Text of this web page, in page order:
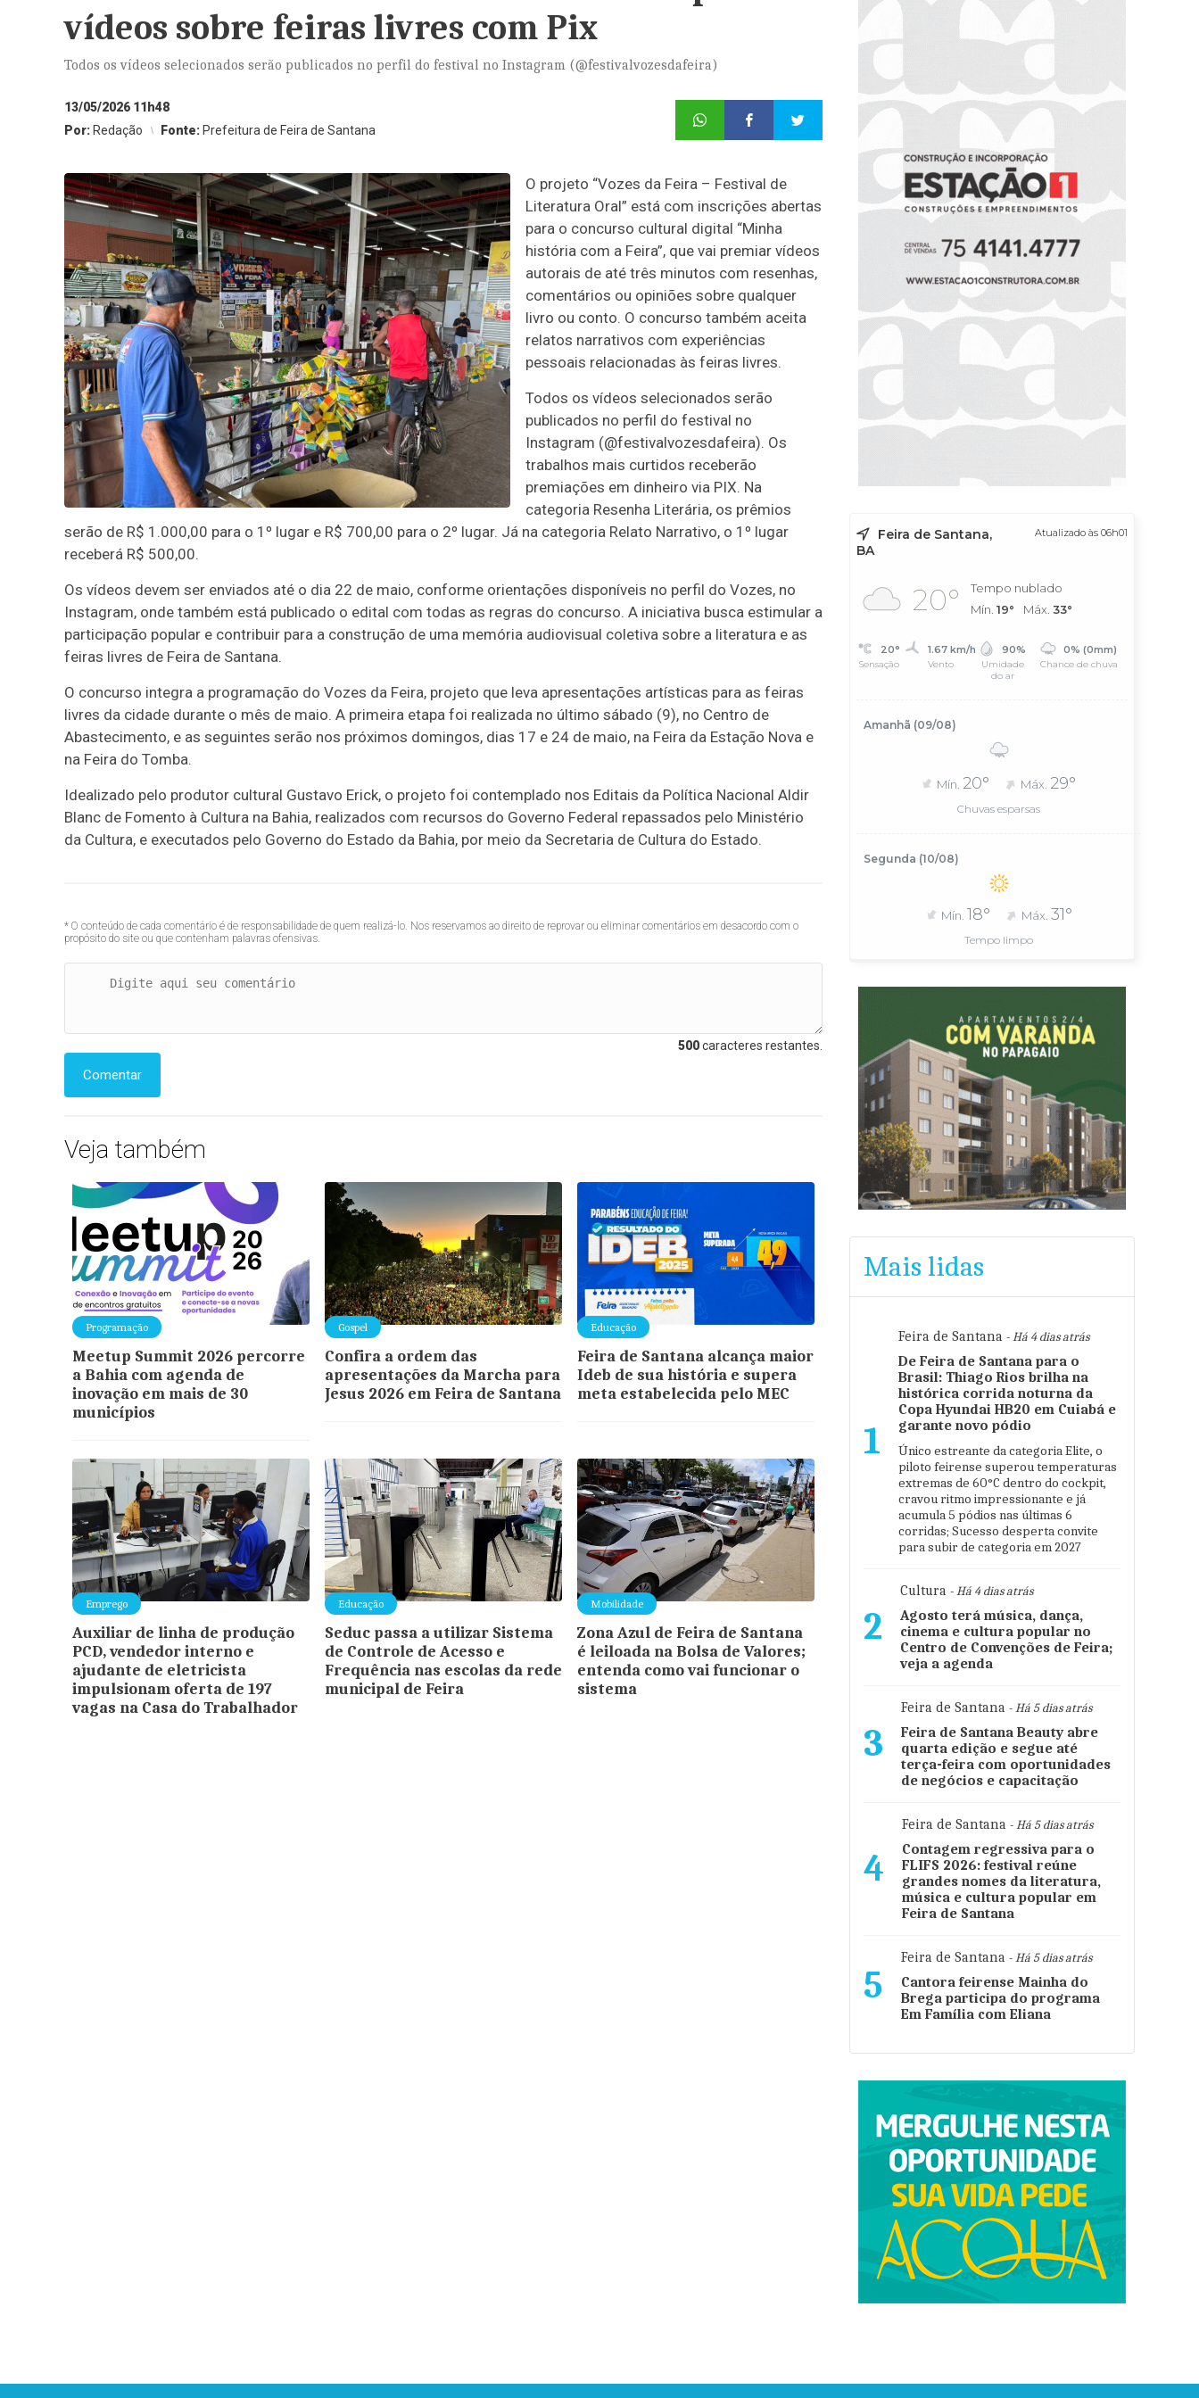
vídeos sobre feiras livres com Pix
Todos os vídeos selecionados serão publicados no perfil do festival no Instagram (@festivalvozesdafeira)
13/05/2026 11h48
Por: Redação Fonte: Prefeitura de Feira de Santana
O projeto “Vozes da Feira – Festival de
Literatura Oral” está com inscrições abertas
para o concurso cultural digital “Minha
história com a Feira”, que vai premiar vídeos
autorais de até três minutos com resenhas,
comentários ou opiniões sobre qualquer
livro ou conto. O concurso também aceita
relatos narrativos com experiências
pessoais relacionadas às feiras livres.
Todos os vídeos selecionados serão
publicados no perfil do festival no
Instagram (@festivalvozesdafeira). Os
trabalhos mais curtidos receberão
premiações em dinheiro via PIX. Na
categoria Resenha Literária, os prêmios
serão de R$ 1.000,00 para o 1º lugar e R$ 700,00 para o 2º lugar. Já na categoria Relato Narrativo, o 1º lugar
receberá R$ 500,00.
Os vídeos devem ser enviados até o dia 22 de maio, conforme orientações disponíveis no perfil do Vozes, no
Instagram, onde também está publicado o edital com todas as regras do concurso. A iniciativa busca estimular a
participação popular e contribuir para a construção de uma memória audiovisual coletiva sobre a literatura e as
feiras livres de Feira de Santana.
O concurso integra a programação do Vozes da Feira, projeto que leva apresentações artísticas para as feiras
livres da cidade durante o mês de maio. A primeira etapa foi realizada no último sábado (9), no Centro de
Abastecimento, e as seguintes serão nos próximos domingos, dias 17 e 24 de maio, na Feira da Estação Nova e
na Feira do Tomba.
Idealizado pelo produtor cultural Gustavo Erick, o projeto foi contemplado nos Editais da Política Nacional Aldir
Blanc de Fomento à Cultura na Bahia, realizados com recursos do Governo Federal repassados pelo Ministério
da Cultura, e executados pelo Governo do Estado da Bahia, por meio da Secretaria de Cultura do Estado.
* O conteúdo de cada comentário é de responsabilidade de quem realizá-lo. Nos reservamos ao direito de reprovar ou eliminar comentários em desacordo com o
propósito do site ou que contenham palavras ofensivas.
500caracteres restantes.
Comentar
Veja também
Programação
Meetup Summit 2026 percorre
a Bahia com agenda de
inovação em mais de 30
municípios
Gospel
Confira a ordem das
apresentações da Marcha para
Jesus 2026 em Feira de Santana
Educação
Feira de Santana alcança maior
Ideb de sua história e supera
meta estabelecida pelo MEC
Emprego
Auxiliar de linha de produção
PCD, vendedor interno e
ajudante de eletricista
impulsionam oferta de 197
vagas na Casa do Trabalhador
Educação
Seduc passa a utilizar Sistema
de Controle de Acesso e
Frequência nas escolas da rede
municipal de Feira
Mobilidade
Zona Azul de Feira de Santana
é leiloada na Bolsa de Valores;
entenda como vai funcionar o
sistema
Feira de Santana,
BA
Atualizado às 06h01
20°
Tempo nublado
Mín. 19° Máx. 33°
20°
Sensação
1.67 km/h
Vento
90%
Umidade
do ar
0% (0mm)
Chance de chuva
Amanhã (09/08)
Mín. 20° Máx. 29°
Chuvas esparsas
Segunda (10/08)
Mín. 18° Máx. 31°
Tempo limpo
Mais lidas
1
Feira de Santana - Há 4 dias atrás
De Feira de Santana para o
Brasil: Thiago Rios brilha na
histórica corrida noturna da
Copa Hyundai HB20 em Cuiabá e
garante novo pódio
Único estreante da categoria Elite, o
piloto feirense superou temperaturas
extremas de 60°C dentro do cockpit,
cravou ritmo impressionante e já
acumula 5 pódios nas últimas 6
corridas; Sucesso desperta convite
para subir de categoria em 2027
2
Cultura - Há 4 dias atrás
Agosto terá música, dança,
cinema e cultura popular no
Centro de Convenções de Feira;
veja a agenda
3
Feira de Santana - Há 5 dias atrás
Feira de Santana Beauty abre
quarta edição e segue até
terça-feira com oportunidades
de negócios e capacitação
4
Feira de Santana - Há 5 dias atrás
Contagem regressiva para o
FLIFS 2026: festival reúne
grandes nomes da literatura,
música e cultura popular em
Feira de Santana
5
Feira de Santana - Há 5 dias atrás
Cantora feirense Mainha do
Brega participa do programa
Em Família com Eliana